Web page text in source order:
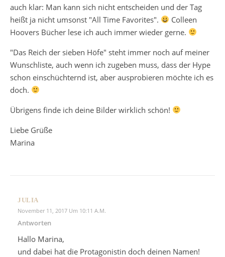
auch klar: Man kann sich nicht entscheiden und der Tag
heißt ja nicht umsonst "All Time Favorites".
Colleen
Hoovers Bücher lese ich auch immer wieder gerne.
"Das Reich der sieben Höfe" steht immer noch auf meiner
Wunschliste, auch wenn ich zugeben muss, dass der Hype
schon einschüchternd ist, aber ausprobieren möchte ich es
doch.
Übrigens finde ich deine Bilder wirklich schön!
Liebe Grüße
Marina
JULIA
November 11, 2017 Um 10:11 A.m.
Antworten
Hallo Marina,
und dabei hat die Protagonistin doch deinen Namen!